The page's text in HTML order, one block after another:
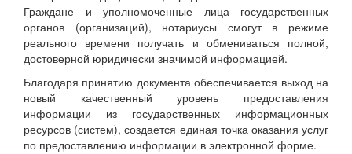
Граждане и уполномоченные лица государственных
органов (организаций), нотариусы смогут в режиме
реального времени получать и обмениваться полной,
достоверной юридически значимой информацией.
Благодаря принятию документа обеспечивается выход на
новый качественный уровень предоставления
информации из государственных информационных
ресурсов (систем), создается единая точка оказания услуг
по предоставлению информации в электронной форме.